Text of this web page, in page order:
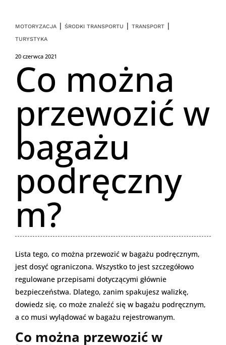
MOTORYZACJA | ŚRODKI TRANSPORTU | TRANSPORT |
TURYSTYKA
20 czerwca 2021
Co można
przewozić w
bagażu
podręczny
m?
Lista tego, co można przewozić w bagażu podręcznym,
jest dosyć ograniczona. Wszystko to jest szczegółowo
regulowane przepisami dotyczącymi głównie
bezpieczeństwa. Dlatego, zanim spakujesz walizkę,
dowiedz się, co może znaleźć się w bagażu podręcznym,
a co musi wylądować w bagażu rejestrowanym.
Co można przewozić w